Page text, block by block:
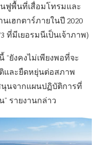
ฟูพื้นที่เสื่อมโทรมและ
นเฮกตาร์ภายในปี2020
ที่มีเยอรมนีเป็นเจ้าภาพ)
ยังคงไม่เพียงพอที่จะ
และยืดหยุ่นต่อสภาพ
นุนจากแผนปฏิบัติการที่
รายงานกล่าว